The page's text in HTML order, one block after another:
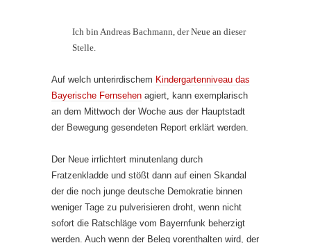
Ich bin Andreas Bachmann, der Neue an dieser
Stelle.
Auf welch unterirdischem Kindergartenniveau das
Bayerische Fern­sehen agiert, kann exemplarisch
an dem Mittwoch der Woche aus der Hauptstadt
der Be­wegung gesendeten Report erklärt werden.
Der Neue irrlichtert minutenlang durch
Fratzenkladde und stößt dann auf einen Skandal
der die noch junge deutsche Demokratie binnen
weniger Tage zu pulverisieren droht, wenn nicht
sofort die Ratschläge vom Bay­ern­funk beherzigt
werden. Auch wenn der Beleg vorenthalten wird, der